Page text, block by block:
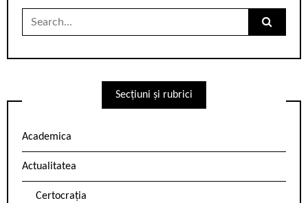
Search
Secțiuni și rubrici
Academica
Actualitatea
Certocrația